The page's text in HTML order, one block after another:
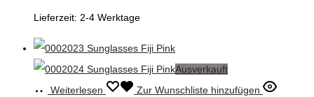
Lieferzeit: 2-4 Werktage
Ausverkauft
Weiterlesen
Zur Wunschliste hinzufügen